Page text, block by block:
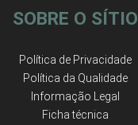
SOBRE O SÍTIO
Política de Privacidade
Política da Qualidade
Informação Legal
Ficha técnica